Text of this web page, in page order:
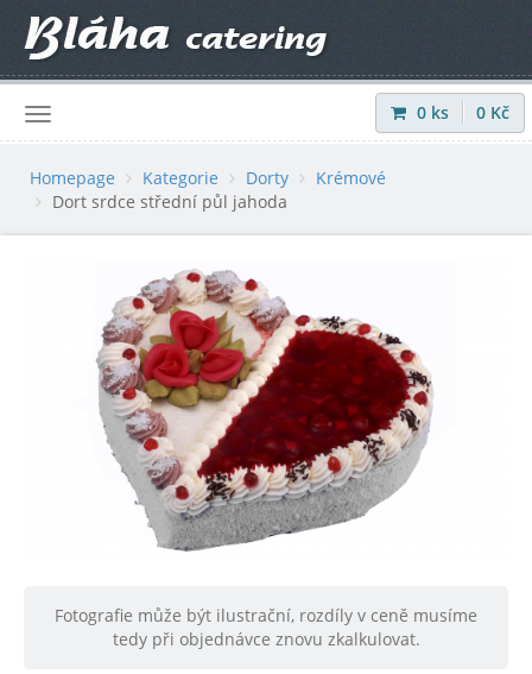
Přihlásit |Registrovat
0 ks 0 Kč
Homepage Kategorie Dorty
Krémové
Dort srdce střední půl jahoda
Fotografie může být ilustrační, rozdíly v ceně musíme
tedy při objednávce znovu zkalkulovat.